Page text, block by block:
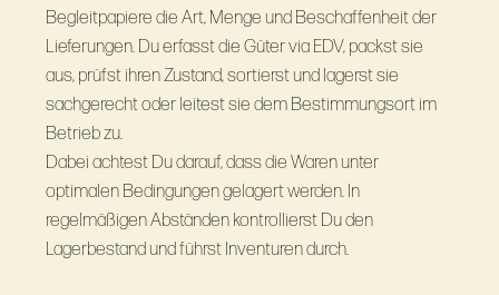
Begleitpapiere die Art, Menge und Beschaffenheit der
Lieferungen. Du erfasst die Güter via EDV, packst sie
aus, prüfst ihren Zustand, sortierst und lagerst sie
sachgerecht oder leitest sie dem Bestimmungsort im
Betrieb zu.
Dabei achtest Du darauf, dass die Waren unter
optimalen Bedingungen gelagert werden. In
regelmäßigen Abständen kontrollierst Du den
Lagerbestand und führst Inventuren durch.